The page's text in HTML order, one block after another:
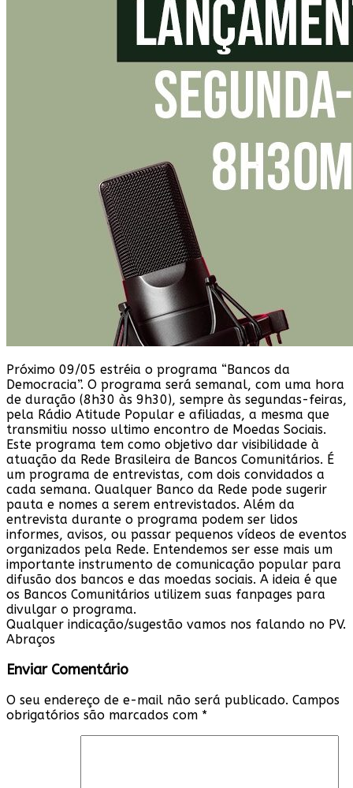
Próximo 09/05 estréia o programa “Bancos da
Democracia”. O programa será semanal, com uma hora
de duração (8h30 às 9h30), sempre às segundas-feiras,
pela Rádio Atitude Popular e afiliadas, a mesma que
transmitiu nosso ultimo encontro de Moedas Sociais.
Este programa tem como objetivo dar visibilidade à
atuação da Rede Brasileira de Bancos Comunitários. É
um programa de entrevistas, com dois convidados a
cada semana. Qualquer Banco da Rede pode sugerir
pauta e nomes a serem entrevistados. Além da
entrevista durante o programa podem ser lidos
informes, avisos, ou passar pequenos vídeos de eventos
organizados pela Rede. Entendemos ser esse mais um
importante instrumento de comunicação popular para
difusão dos bancos e das moedas sociais. A ideia é que
os Bancos Comunitários utilizem suas fanpages para
divulgar o programa.
Qualquer indicação/sugestão vamos nos falando no PV.
Abraços
Enviar Comentário
O seu endereço de e-mail não será publicado. Campos
obrigatórios são marcados com *